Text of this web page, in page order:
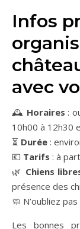
Infos
avec
🕰️ Horaires :
10h00 à 12h30
⏳ Durée :
💶 Tarifs : à
🌿 Chiens
présence des
🧼 N’oubliez
Les bonnes